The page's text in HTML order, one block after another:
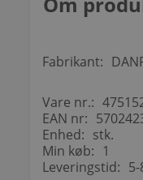
Fabrikant:
Vare nr.:
EAN nr:
Enhed: stk.
Min køb: 1
Leveringstid: